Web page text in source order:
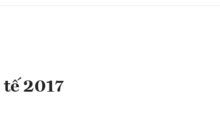
2017